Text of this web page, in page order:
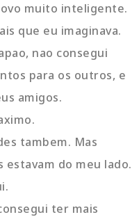
muito inteligente.
que eu imaginava.
nao consegui
para os outros, e
amigos.
tambem. Mas
estavam do meu lado.
ter mais